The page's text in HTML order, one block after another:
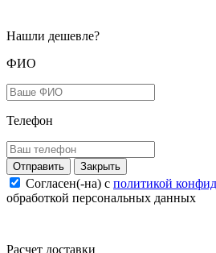
Нашли дешевле?
ФИО
Телефон
Закрыть
Согласен(-на) c политикой
обработкой персональных данных
Расчет доставки